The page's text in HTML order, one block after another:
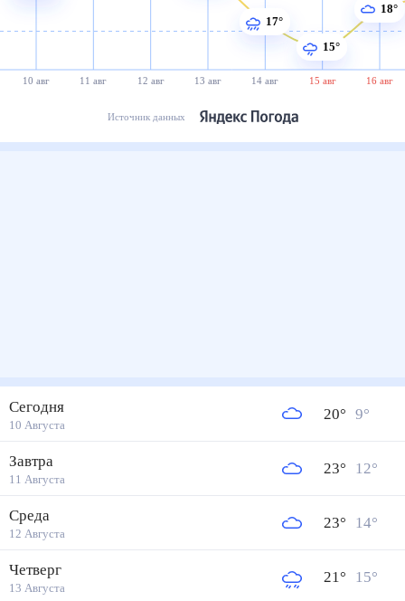
10 авг 11 авг 12 авг 13 авг 14 авг 15 авг 16 авг
17°
15°
18°
Источник данных
Сегодня
10 Августа
20° 9°
Завтра
11 Августа
23° 12°
Среда
12 Августа
23° 14°
Четверг
13 Августа
21° 15°